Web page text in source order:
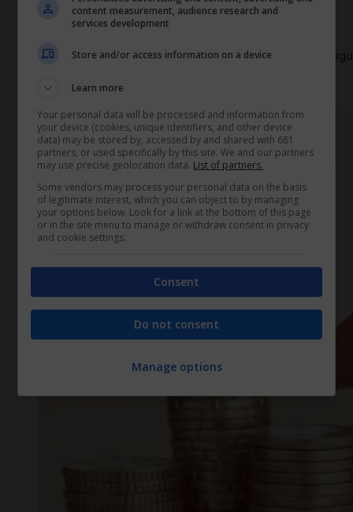
può fare
Se non hai modo di accedere a un mutuo ma intendi
content measurement, audience research and
services development
Store and/or access information on a device
Learn more
Your personal data will be processed and information from
your device (cookies, unique identifiers, and other device
data) may be stored by, accessed by and shared with 681
partners, or used specifically by this site. We and our partners
may use precise geolocation data. List of partners.
Some vendors may process your personal data on the basis
of legitimate interest, which you can object to by managing
your options below. Look for a link at the bottom of this page
or in the site menu to manage or withdraw consent in privacy
and cookie settings.
Consent
Do not consent
Manage options